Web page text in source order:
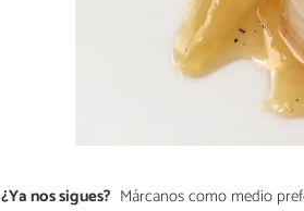
¿Ya nos sigues? Márcanos como medio